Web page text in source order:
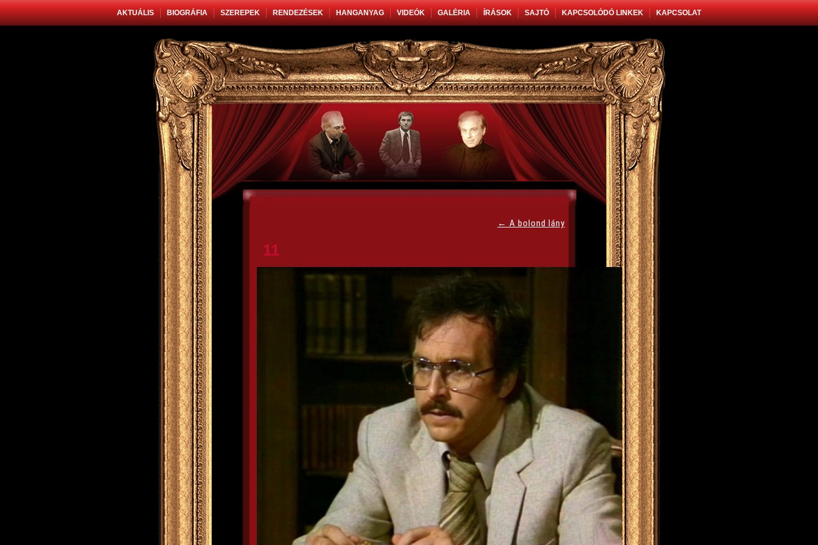
AKTUÁLIS BIOGRÁFIA SZEREPEK RENDEZÉSEK HANGANYAG VIDEÓK GALÉRIA ÍRÁSOK SAJTÓ KAPCSOLÓDÓ LINKEK KAPCSOLAT
← A bolond lány
11